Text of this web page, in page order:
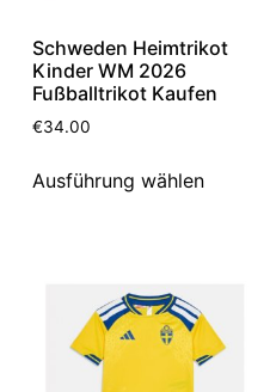
Schweden Heimtrikot
Kinder WM 2026
Fußballtrikot Kaufen
€34.00
Ausführung wählen